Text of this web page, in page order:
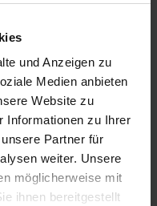
und Anzeigen zu
Medien anbieten
Website zu
Informationen zu Ihrer
Partner für
weiter. Unsere
möglicherweise mit
ihnen bereitgestellt
für
einen hoch weißen
zur Auswahl und
eine klare